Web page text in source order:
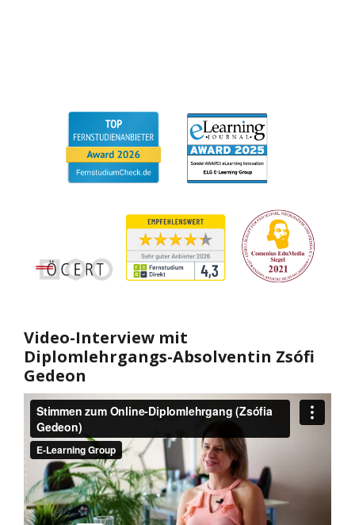
Video-Interview mit
Diplomlehrgangs-Absolventin Zsófi
Gedeon